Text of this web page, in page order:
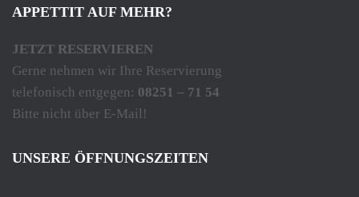
APPETTIT AUF MEHR?
JETZT RESERVIEREN
Gerne nehmen wir Ihre Reservierung
telefonisch entgegen: 08251 – 71 54
Bitte nicht über E-Mail!
UNSERE ÖFFNUNGSZEITEN